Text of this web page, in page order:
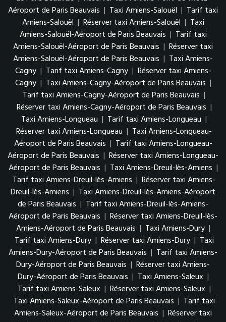
Aéroport de Paris Beauvais | Taxi Amiens-Salouël | Tarif taxi
Amiens-Salouël | Réserver taxi Amiens-Salouël | Taxi
Amiens-Salouël-Aéroport de Paris Beauvais | Tarif taxi
Amiens-Salouël-Aéroport de Paris Beauvais | Réserver taxi
Amiens-Salouël-Aéroport de Paris Beauvais | Taxi Amiens-
Cagny | Tarif taxi Amiens-Cagny | Réserver taxi Amiens-
Cagny | Taxi Amiens-Cagny-Aéroport de Paris Beauvais |
Tarif taxi Amiens-Cagny-Aéroport de Paris Beauvais |
Réserver taxi Amiens-Cagny-Aéroport de Paris Beauvais |
Taxi Amiens-Longueau | Tarif taxi Amiens-Longueau |
Réserver taxi Amiens-Longueau | Taxi Amiens-Longueau-
Aéroport de Paris Beauvais | Tarif taxi Amiens-Longueau-
Aéroport de Paris Beauvais | Réserver taxi Amiens-Longueau-
Aéroport de Paris Beauvais | Taxi Amiens-Dreuil-lès-Amiens |
Tarif taxi Amiens-Dreuil-lès-Amiens | Réserver taxi Amiens-
Dreuil-lès-Amiens | Taxi Amiens-Dreuil-lès-Amiens-Aéroport
de Paris Beauvais | Tarif taxi Amiens-Dreuil-lès-Amiens-
Aéroport de Paris Beauvais | Réserver taxi Amiens-Dreuil-lès-
Amiens-Aéroport de Paris Beauvais | Taxi Amiens-Dury |
Tarif taxi Amiens-Dury | Réserver taxi Amiens-Dury | Taxi
Amiens-Dury-Aéroport de Paris Beauvais | Tarif taxi Amiens-
Dury-Aéroport de Paris Beauvais | Réserver taxi Amiens-
Dury-Aéroport de Paris Beauvais | Taxi Amiens-Saleux |
Tarif taxi Amiens-Saleux | Réserver taxi Amiens-Saleux |
Taxi Amiens-Saleux-Aéroport de Paris Beauvais | Tarif taxi
Amiens-Saleux-Aéroport de Paris Beauvais | Réserver taxi